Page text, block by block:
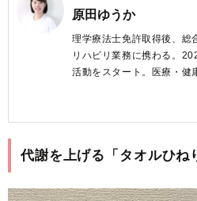
原田ゆうか
理学療法士免許取得後、総
リハビリ業務に携わる。
活動をスタート。医療・健
記事を読んだ方が、から
明日からの行動を変える後
代謝を上げる「タオルひね